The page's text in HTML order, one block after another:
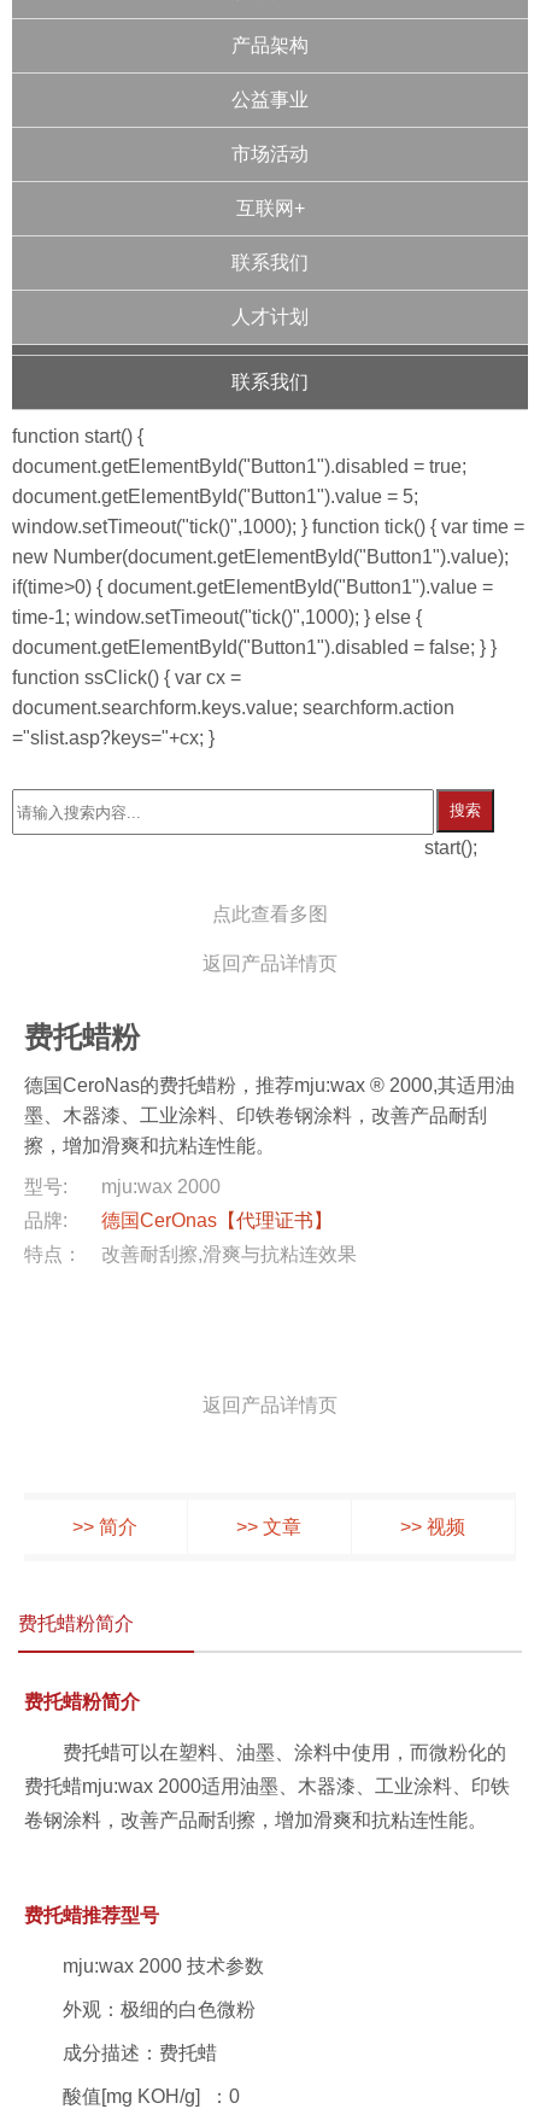
产品架构
公益事业
市场活动
互联网+
联系我们
人才计划
联系我们
function start() {
document.getElementById("Button1").disabled = true;
document.getElementById("Button1").value = 5;
window.setTimeout("tick()",1000); } function tick() { var time =
new Number(document.getElementById("Button1").value);
if(time>0) { document.getElementById("Button1").value =
time-1; window.setTimeout("tick()",1000); } else {
document.getElementById("Button1").disabled = false; } }
function ssClick() { var cx =
document.searchform.keys.value; searchform.action
="slist.asp?keys="+cx; }
搜索
start();
点此查看多图
返回产品详情页
费托蜡粉
德国CeroNas的费托蜡粉，推荐mju:wax ® 2000,其适用油
墨、木器漆、工业涂料、印铁卷钢涂料，改善产品耐刮
擦，增加滑爽和抗粘连性能。
型号:
mju:wax 2000
品牌:
德国CerOnas 【代理证书】
特点：
改善耐刮擦,滑爽与抗粘连效果
返回产品详情页
>> 简介 >> 文章 >> 视频
费托蜡粉简介
费托蜡粉简介
费托蜡可以在塑料、油墨、涂料中使用，而微粉化的
费托蜡mju:wax 2000适用油墨、木器漆、工业涂料、印铁
卷钢涂料，改善产品耐刮擦，增加滑爽和抗粘连性能。
费托蜡推荐型号
mju:wax 2000 技术参数
外观：极细的白色微粉
成分描述：费托蜡
酸值[mg KOH/g] ：0